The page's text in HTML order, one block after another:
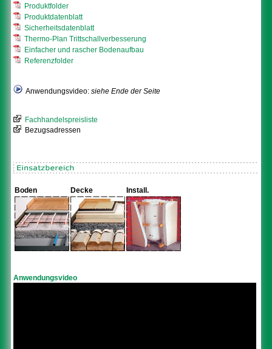
Produktfolder
Produktdatenblatt
Sicherheitsdatenblatt
Thermo-Plan Trittschallverbesserung
Einfacher und rascher Bodenaufbau
Referenzfolder
Anwendungsvideo:siehe Ende der Seite
Fachhandelspreisliste
Bezugsadressen
Boden Decke Install.
Anwendungsvideo